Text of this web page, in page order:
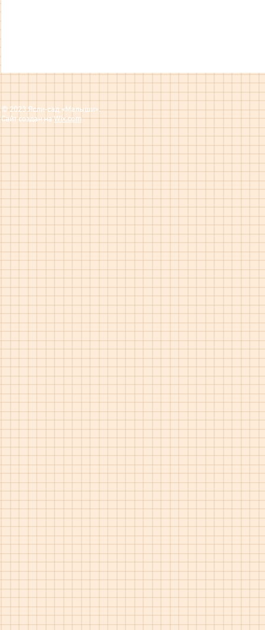
© 2023 Ясли-сад «Малыши».
Сайт создан наWix.com